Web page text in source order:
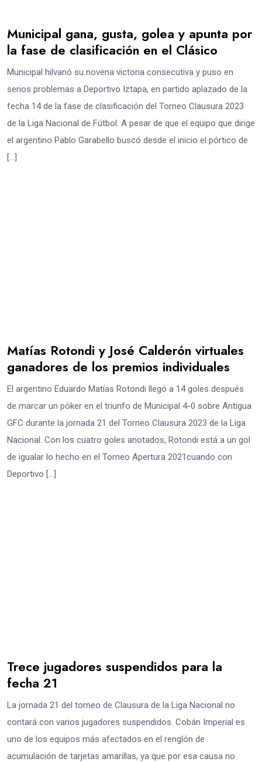
Municipal gana, gusta, golea y apunta por
la fase de clasificación en el Clásico
Municipal hilvanó su novena victoria consecutiva y puso en
serios problemas a Deportivo Iztapa, en partido aplazado de la
fecha 14 de la fase de clasificación del Torneo Clausura 2023
de la Liga Nacional de Fútbol. A pesar de que el equipo que dirige
el argentino Pablo Garabello buscó desde el inicio el pórtico de
[…]
Matías Rotondi y José Calderón virtuales
ganadores de los premios individuales
El argentino Eduardo Matías Rotondi llegó a 14 goles después
de marcar un póker en el triunfo de Municipal 4-0 sobre Antigua
GFC durante la jornada 21 del Torneo Clausura 2023 de la Liga
Nacional. Con los cuatro goles anotados, Rotondi está a un gol
de igualar lo hecho en el Torneo Apertura 2021cuando con
Deportivo […]
Trece jugadores suspendidos para la
fecha 21
La jornada 21 del torneo de Clausura de la Liga Nacional no
contará con varios jugadores suspendidos. Cobán Imperial es
uno de los equipos más afectados en el renglón de
acumulación de tarjetas amarillas, ya que por esa causa no